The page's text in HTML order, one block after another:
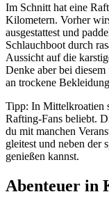
Im Schnitt hat eine
Kilometern. Vorher
ausgestattest und
Schlauchboot durch
Aussicht auf die
Denke aber bei
an trockene
Tipp: In Mittelkroatien
Rafting-Fans beliebt.
du mit manchen
gleitest und neben der
genießen kannst.
Abenteuer in